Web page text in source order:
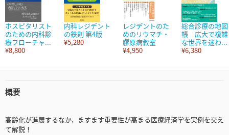
ホスピタリスト
のための内科診
療フローチャ...
¥8,800
内科レジデント
の鉄則 第4版
¥5,280
レジデントのた
めのリウマチ・
膠原病教室
¥4,950
総合診療の地図
帳 広大で複雑
な世界を迷わ...
¥6,380
概要
高齢化が進展するなか，ますます重要性が高まる医療経済学を実例を交え
て解説！